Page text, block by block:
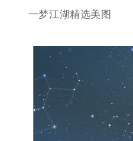
一梦江湖精选美图